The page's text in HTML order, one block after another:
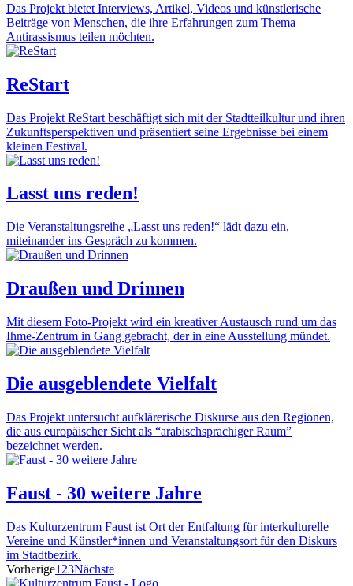
Das Projekt bietet Interviews, Artikel, Videos und künstlerische
Beiträge von Menschen, die ihre Erfahrungen zum Thema
Antirassismus teilen möchten.
ReStart
Das Projekt ReStart beschäftigt sich mit der Stadtteilkultur und ihren
Zukunftsperspektiven und präsentiert seine Ergebnisse bei einem
kleinen Festival.
Lasst uns reden!
Die Veranstaltungsreihe „Lasst uns reden!“ lädt dazu ein,
miteinander ins Gespräch zu kommen.
Draußen und Drinnen
Mit diesem Foto-Projekt wird ein kreativer Austausch rund um das
Ihme-Zentrum in Gang gebracht, der in eine Ausstellung mündet.
Die ausgeblendete Vielfalt
Das Projekt untersucht aufklärerische Diskurse aus den Regionen,
die aus europäischer Sicht als “arabischsprachiger Raum”
bezeichnet werden.
Faust - 30 weitere Jahre
Das Kulturzentrum Faust ist Ort der Entfaltung für interkulturelle
Vereine und Künstler*innen und Veranstaltungsort für den Diskurs
im Stadtbezirk.
Vorherige1 23Nächste